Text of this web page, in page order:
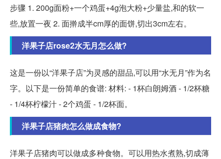
步骤 1. 200g面粉+一个鸡蛋+4g泡大粉+少量盐,和的软一
些,放置一夜 2. 面擀成半cm厚的面饼,切出3cm左右。
洋果子店rose2水无月怎么做?
这是一份以“洋果子店”为灵感的甜品,可以用“水无月”作为名
字。以下是一份简单的食谱: 材料: - 1杯白朗姆酒 - 1/2杯糖
- 1/4杯柠檬汁 - 2个鸡蛋 - 1/2杯面。
洋果子店猪肉怎么做成食物?
洋果子店猪肉可以做成多种食物。可以用热水煮熟,切成薄